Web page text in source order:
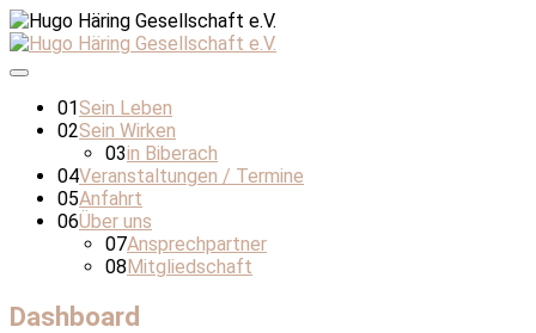
01Sein Leben
02Sein Wirken
03in Biberach
04Veranstaltungen / Termine
05Anfahrt
06Über uns
07Ansprechpartner
08Mitgliedschaft
Dashboard